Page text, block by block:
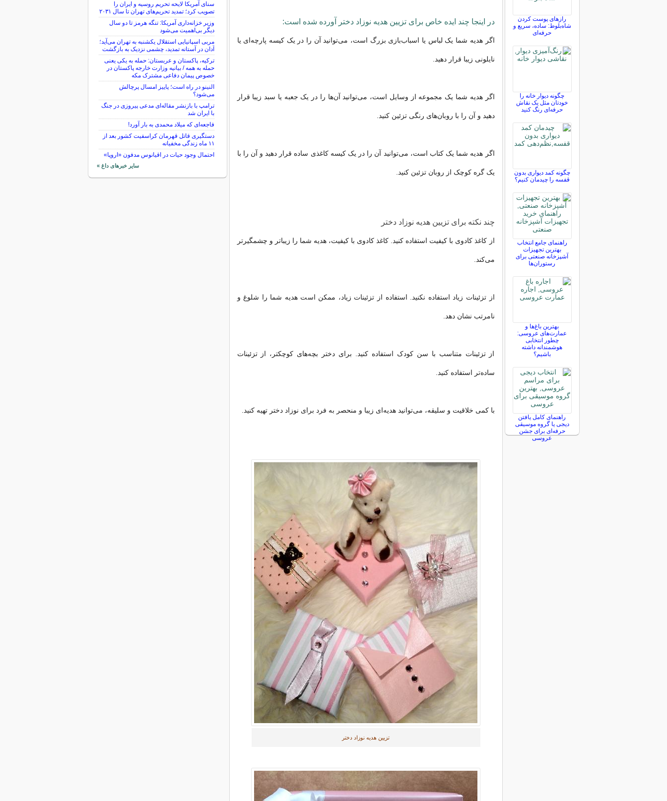
در اینجا چند ایده خاص برای تزیین هدیه نوزاد دختر آورده شده است:
اگر هدیه شما یک لباس یا اسباب‌بازی بزرگ است، می‌توانید آن را در یک کیسه پارچه‌ای یا
نایلونی زیبا قرار دهید.
اگر هدیه شما یک مجموعه از وسایل است، می‌توانید آن‌ها را در یک جعبه یا سبد زیبا قرار
دهید و آن را با روبان‌های رنگی تزئین کنید.
اگر هدیه شما یک کتاب است، می‌توانید آن را در یک کیسه کاغذی ساده قرار دهید و آن را با
یک گره کوچک از روبان تزئین کنید.
چند نکته برای تزیین هدیه نوزاد دختر
از کاغذ کادوی با کیفیت استفاده کنید. کاغذ کادوی با کیفیت، هدیه شما را زیباتر و چشمگیرتر
می‌کند.
از تزئینات زیاد استفاده نکنید. استفاده از تزئینات زیاد، ممکن است هدیه شما را شلوغ و
نامرتب نشان دهد.
از تزئینات متناسب با سن کودک استفاده کنید. برای دختر بچه‌های کوچکتر، از تزئینات
ساده‌تر استفاده کنید.
با کمی خلاقیت و سلیقه، می‌توانید هدیه‌ای زیبا و منحصر به فرد برای نوزاد دختر تهیه کنید.
تزیین هدیه نوزاد دختر
رازهای پوست کردن
شاه‌بلوط: ساده، سریع و
حرفه‌ای
چگونه دیوار خانه را
خودتان مثل یک نقاش
حرفه‌ای رنگ کنید
چگونه کمد دیواری بدون
قفسه را چیدمان کنیم؟
راهنمای جامع انتخاب
بهترین تجهیزات
آشپزخانه صنعتی برای
رستوران‌ها
بهترین باغ‌ها و
عمارت‌های عروسی:
چطور انتخابی
هوشمندانه داشته
باشیم؟
راهنمای کامل یافتن
دیجی یا گروه موسیقی
حرفه‌ای برای جشن
عروسی
سنای آمریکا لایحه تحریم روسیه و ایران را
تصویب کرد؛ تمدید تحریم‌های تهران تا سال ۲۰۳۱
وزیر خزانه‌داری آمریکا: تنگه هرمز تا دو سال
دیگر بی‌اهمیت می‌شود
مربی اسپانیایی استقلال یکشنبه به تهران می‌آید؛
آدان در آستانه تمدید، چشمی نزدیک به بازگشت
ترکیه، پاکستان و عربستان: حمله به یکی یعنی
حمله به همه / بیانیه وزارت خارجه پاکستان در
خصوص پیمان دفاعی مشترک مکه
النینو در راه است؛ پاییز امسال پرچالش
می‌شود؟
ترامپ با بازنشر مقاله‌ای مدعی پیروزی در جنگ
با ایران شد
فاجعه‌ای که میلاد محمدی به بار آورد!
دستگیری قاتل قهرمان کراسفیت کشور بعد از
۱۱ ماه زندگی مخفیانه
احتمال وجود حیات در اقیانوس مدفون «اروپا»
سایر خبرهای داغ »